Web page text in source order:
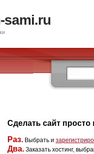
sami.ru
Сделать сайт просто
Раз. Выбрать и
Два. Заказать хостинг,